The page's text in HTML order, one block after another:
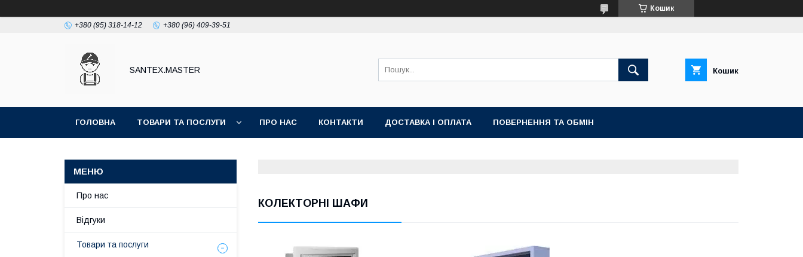
Кошик
+380 (95) 318-14-12 +380 (96) 409-39-51
SANTEX.MASTER Кошик
ГОЛОВНА ТОВАРИ ТА ПОСЛУГИ ПРО НАС КОНТАКТИ ДОСТАВКА І ОПЛАТА ПОВЕРНЕННЯ ТА ОБМІН
КОЛЕКТОРНІ ШАФИ
Про нас
Відгуки
Товари та послуги